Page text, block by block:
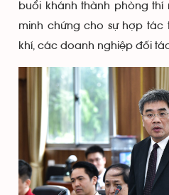
buổi khánh thành phòng
minh chứng cho sự hợp tác
khí, các doanh nghiệp đối